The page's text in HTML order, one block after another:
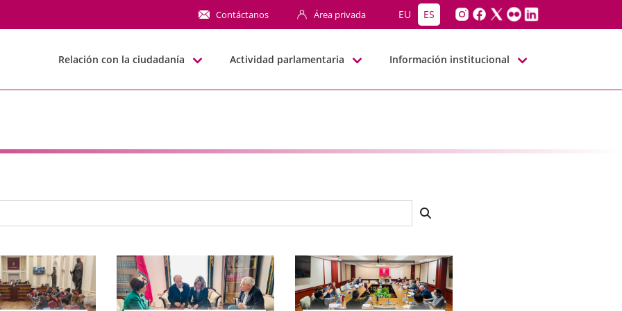
Contáctanos Área privada EU ES
Relación con la ciudadanía Actividad parlamentaria Información institucional
búsqueda